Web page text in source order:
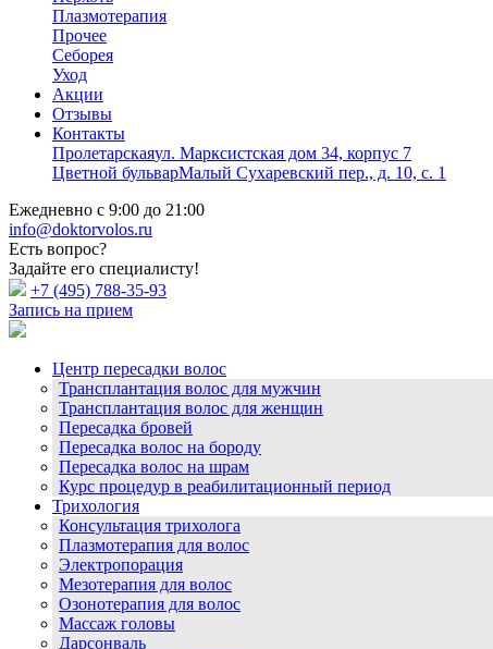
Плазмотерапия
Прочее
Себорея
Уход
Акции
Отзывы
Контакты
Пролетарскаяул. Марксистская дом 34, корпус 7
Цветной бульварМалый Сухаревский пер., д. 10, с. 1
Ежедневно с 9:00 до 21:00
info@doktorvolos.ru
Есть вопрос?
Задайте его специалисту!
+7 (495) 788-35-93
Запись на прием
Центр пересадки волос
Трансплантация волос для мужчин
Трансплантация волос для женщин
Пересадка бровей
Пересадка волос на бороду
Пересадка волос на шрам
Курс процедур в реабилитационный период
Трихология
Консультация трихолога
Плазмотерапия для волос
Электропорация
Мезотерапия для волос
Озонотерапия для волос
Массаж головы
Дарсонваль